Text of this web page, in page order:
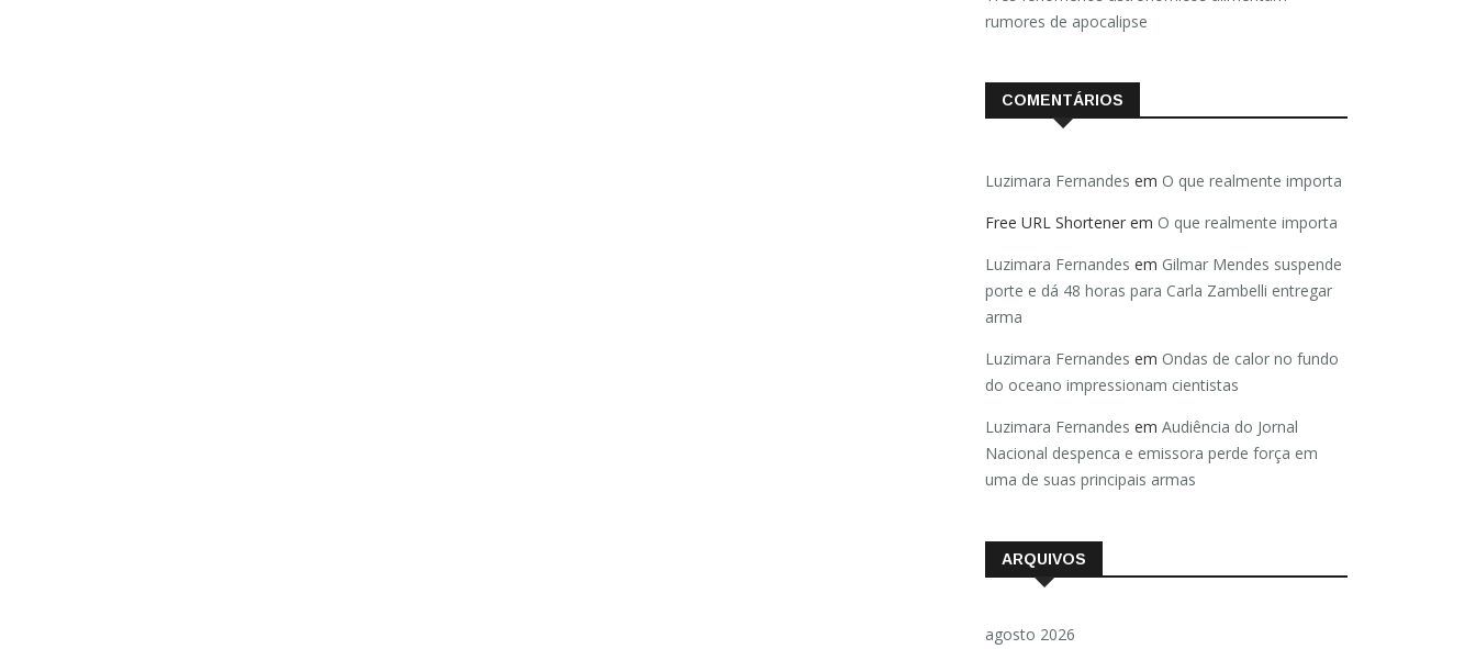
rumores de apocalipse
COMENTÁRIOS
Luzimara Fernandes em O que realmente importa
Free URL Shortener em O que realmente importa
Luzimara Fernandes em Gilmar Mendes suspende
porte e dá 48 horas para Carla Zambelli entregar
arma
Luzimara Fernandes em Ondas de calor no fundo
do oceano impressionam cientistas
Luzimara Fernandes em Audiência do Jornal
Nacional despenca e emissora perde força em
uma de suas principais armas
ARQUIVOS
agosto 2026